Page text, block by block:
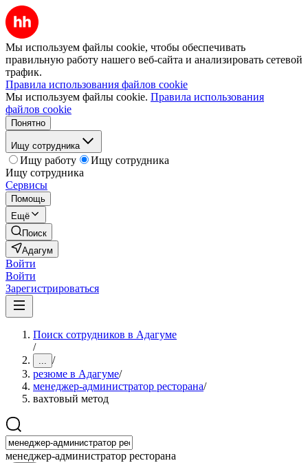
Мы используем файлы cookie, чтобы обеспечивать
правильную работу нашего веб-сайта и анализировать сетевой
трафик.
Правила использования файлов cookie
Мы используем файлы cookie. Правила использования
файлов cookie
Понятно
Ищу сотрудника
Ищу работу
Ищу сотрудника
Ищу сотрудника
Сервисы
Помощь
Ещё
Поиск
Адагум
Войти
Войти
Зарегистрироваться
Поиск сотрудников в Адагуме
/
... /
резюме в Адагуме/
менеджер-администратор ресторана/
вахтовый метод
менеджер-администратор ресторана